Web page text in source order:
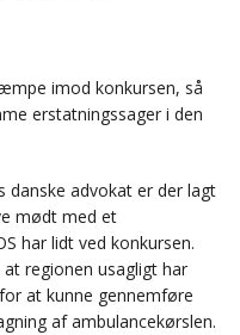
imod konkursen, så
erstatningssager i den
danske advokat er der lagt
mødt med et
har lidt ved konkursen.
regionen usagligt har
at kunne gennemføre
af ambulancekørslen.